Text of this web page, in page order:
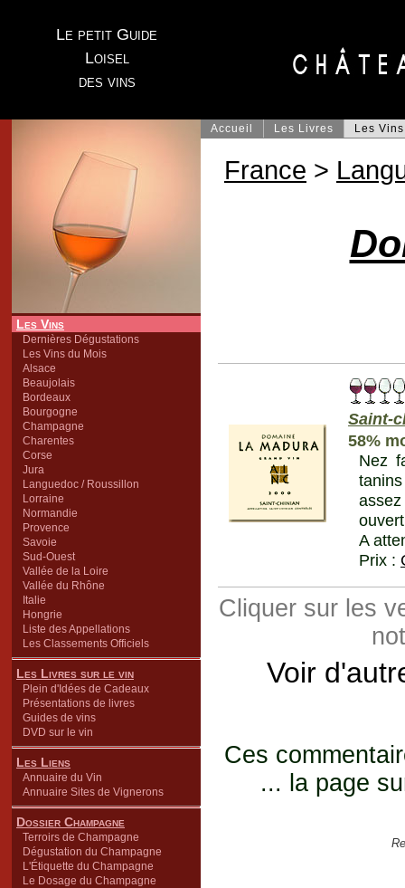
Le petit Guide
Loisel
des vins
Les Vins
Dernières Dégustations
Les Vins du Mois
Alsace
Beaujolais
Bordeaux
Bourgogne
Champagne
Charentes
Corse
Jura
Languedoc / Roussillon
Lorraine
Normandie
Provence
Savoie
Sud-Ouest
Vallée de la Loire
Vallée du Rhône
Italie
Hongrie
Liste des Appellations
Les Classements Officiels
Les Livres sur le vin
Plein d'Idées de Cadeaux
Présentations de livres
Guides de vins
DVD sur le vin
Les Liens
Annuaire du Vin
Annuaire Sites de Vignerons
Dossier Champagne
Terroirs de Champagne
Dégustation du Champagne
L'Étiquette du Champagne
Le Dosage du Champagne
Accueil Les Livres Les Vins
France >
Saint-
58%
Nez
A
Prix :
Cliquer sur les
Voir
Ces
... la page